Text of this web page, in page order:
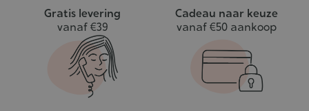
Gratis levering
vanaf €39
Cadeau naar keuze
vanaf €50 aankoop